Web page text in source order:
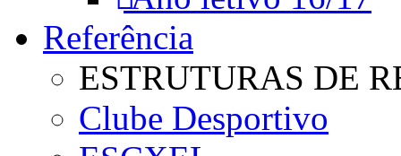
Referência
ESTRUTURAS DE
Clube Desportivo